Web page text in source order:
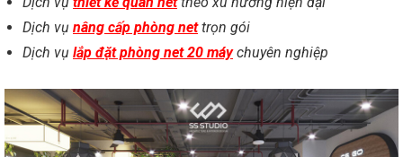
Dịch vụ nâng cấp phòng nettrọn gói
Dịch vụ lắp đặt phòng net 20 máychuyên nghiệp